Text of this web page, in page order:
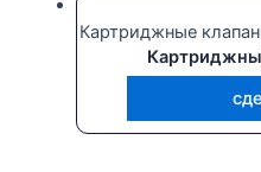
Картриджные